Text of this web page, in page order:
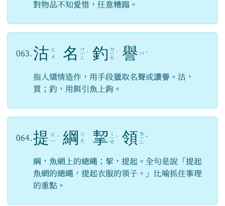
對物品不知愛惜，任意糟蹋。
063. 沽 ㄍ
ㄨ
名 ㄇ
ㄧ
ㄥ
ˊ 釣 ㄉ
ㄧ
ㄠ
ˋ 譽 ㄩ ˋ
指人矯情造作，用手段獵取名聲或讚譽。沽，
買；釣，用餌引魚上鉤。
064. 提 ㄊ
ㄧ ˊ 綱
ㄍ
ㄤ
挈 ㄑ
ㄧ
ㄝ
ˋ 領 ㄌ
ㄧ
ㄥ
ˇ
綱，魚網上的總繩；挈，提起。全句是說「提起
魚網的總繩，提起衣服的領子。」比喻抓住事理
的重點。